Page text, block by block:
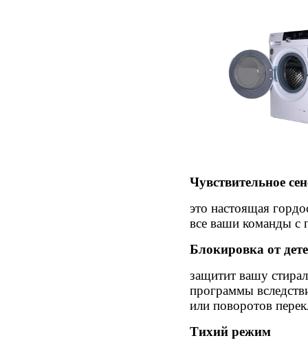
Чувствительное
это настоящая
все ваши команды с
Блокировка от
защитит вашу
программы
или поворотов
Тихий режим